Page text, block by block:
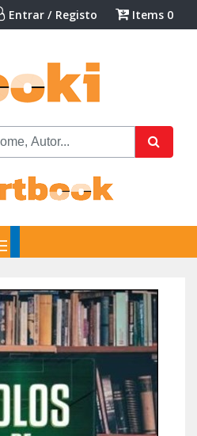
Entrar / Registo Items 0